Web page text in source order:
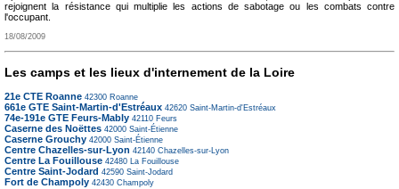
rejoignent la résistance qui multiplie les actions de sabotage ou les combats contre
l'occupant.
18/08/2009
Les camps et les lieux d'internement de la Loire
21e CTE Roanne 42300 Roanne
661e GTE Saint-Martin-d'Estréaux 42620 Saint-Martin-d'Estréaux
74e-191e GTE Feurs-Mably 42110 Feurs
Caserne des Noëttes 42000 Saint-Étienne
Caserne Grouchy 42000 Saint-Étienne
Centre Chazelles-sur-Lyon 42140 Chazelles-sur-Lyon
Centre La Fouillouse 42480 La Fouillouse
Centre Saint-Jodard 42590 Saint-Jodard
Fort de Champoly 42430 Champoly